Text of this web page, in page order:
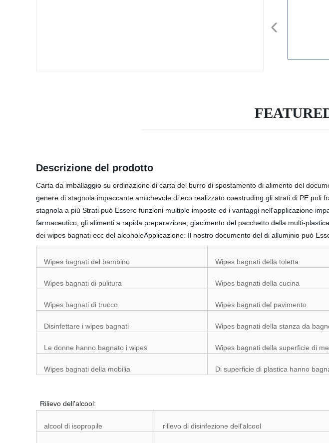
Descrizione del prodotto
Carta da imballaggio su ordinazione di carta del burro di spostamento di alimento del
genere di stagnola impaccante amichevole di eco realizzato coextruding gli strati di PE
stagnola a più Strati può Essere funzioni multiple imposte ed i vantaggi nell'applicazione
farmaceutico, gli alimenti a rapida preparazione, giacimento del pacchetto della multi-
dei wipes bagnati ecc del alcoholeApplicazione: Il nostro documento del di alluminio può
Wipes bagnati del bambino Wipes bagnati della toletta
Wipes bagnati di pulitura Wipes bagnati della cucina
Wipes bagnati di trucco Wipes bagnati del pavimento
Disinfettare i wipes bagnati Wipes bagnati della stanza da
Le donne hanno bagnato i wipes Wipes bagnati della superficie di
Wipes bagnati della mobilia Di superficie di plastica hanno
Rilievo dell'alcool:
alcool di isopropile rilievo di disinfezione dell'alcool